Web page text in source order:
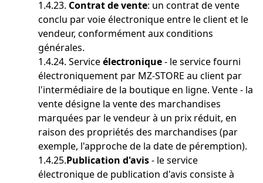
1.4.23. Contrat de vente: un contrat de vente
conclu par voie électronique entre le client et le
vendeur, conformément aux conditions
générales.
1.4.24. Service électronique - le service fourni
électroniquement par MZ-STORE au client par
l'intermédiaire de la boutique en ligne. Vente - la
vente désigne la vente des marchandises
marquées par le vendeur à un prix réduit, en
raison des propriétés des marchandises (par
exemple, l'approche de la date de péremption).
1.4.25. Publication d'avis - le service
électronique de publication d'avis consiste à